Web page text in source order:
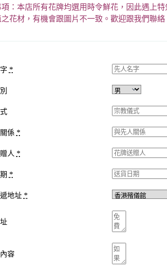
項：本店所有花牌均選用時令鮮花，因此遇上
花材，有機會跟圖片不一致。歡迎跟我們聯絡
*
係 *
人 *
*
地址 *
容